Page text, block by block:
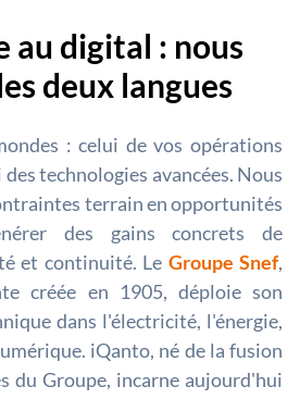
au digital : nous
deux langues
: celui de vos opérations
technologies avancées. Nous
terrain en opportunités
des gains concrets de
et continuité. Le Groupe Snef,
créée en 1905, déploie son
dans l'électricité, l'énergie,
iQanto, né de la fusion
du Groupe, incarne aujourd'hui